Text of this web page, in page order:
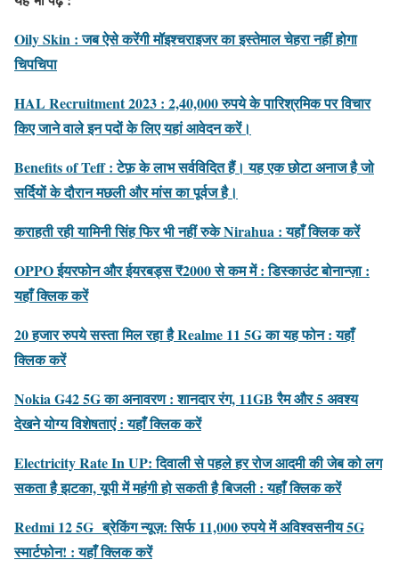
Oily Skin : जब ऐसे करेंगी मॉइश्चराइजर का इस्तेमाल चेहरा नहीं होगा
चिपचिपा
HAL Recruitment 2023 : 2,40,000 रुपये के पारिश्रमिक पर विचार
किए जाने वाले इन पदों के लिए यहां आवेदन करें।
Benefits of Teff : टेफ़ के लाभ सर्वविदित हैं। यह एक छोटा अनाज है जो
सर्दियों के दौरान मछली और मांस का पूर्वज है।
कराहती रही यामिनी सिंह फिर भी नहीं रुके Nirahua : यहाँ क्लिक करें
OPPO ईयरफोन और ईयरबड्स ₹2000 से कम में : डिस्काउंट बोनान्ज़ा :
यहाँ क्लिक करें
20 हजार रुपये सस्ता मिल रहा है Realme 11 5G का यह फोन : यहाँ
क्लिक करें
Nokia G42 5G का अनावरण : शानदार रंग, 11GB रैम और 5 अवश्य
देखने योग्य विशेषताएं : यहाँ क्लिक करें
Electricity Rate In UP: दिवाली से पहले हर रोज आदमी की जेब को लग
सकता है झटका, यूपी में महंगी हो सकती है बिजली : यहाँ क्लिक करें
Redmi 12 5G ब्रेकिंग न्यूज़: सिर्फ 11,000 रुपये में अविश्वसनीय 5G
स्मार्टफोन! : यहाँ क्लिक करें